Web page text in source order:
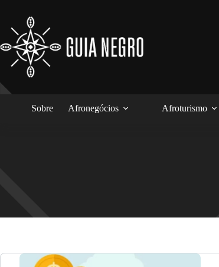
conteúdo
Sobre Afronegócios Afroturismo